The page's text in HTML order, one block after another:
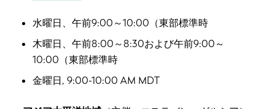
水曜日、午前9:00～10:00（東部標準時
木曜日、午前8:00～8:30および午前9:00～
10:00（東部標準時
金曜日, 9:00-10:00 AM MDT